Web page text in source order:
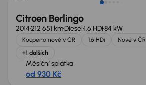
Citroen Berlingo
2014212 651 kmDiesel1.6 HDi84 kW
Koupeno nové v ČR 1.6 HDi Nové v ČR
+1 dalších
Měsíční splátka
od 930 Kč
Zlevněno o 40 000 Kč